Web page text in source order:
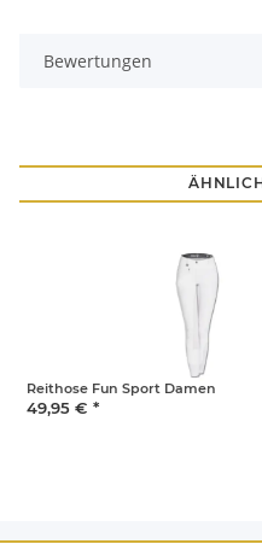
Bewertungen
Reithose Fun Sport Damen
49,95 € *